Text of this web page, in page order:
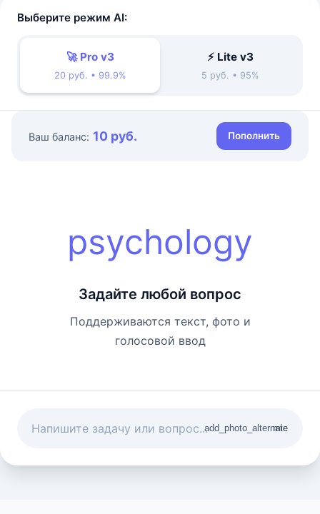
Выберите режим AI:
🚀 Pro v3
20 руб. • 99.9%
⚡ Lite v3
5 руб. • 95%
Ваш баланс: 10 руб. Пополнить
psychology
Задайте любой вопрос
Поддерживаются текст, фото и
голосовой ввод
add_photo_alternate
mic